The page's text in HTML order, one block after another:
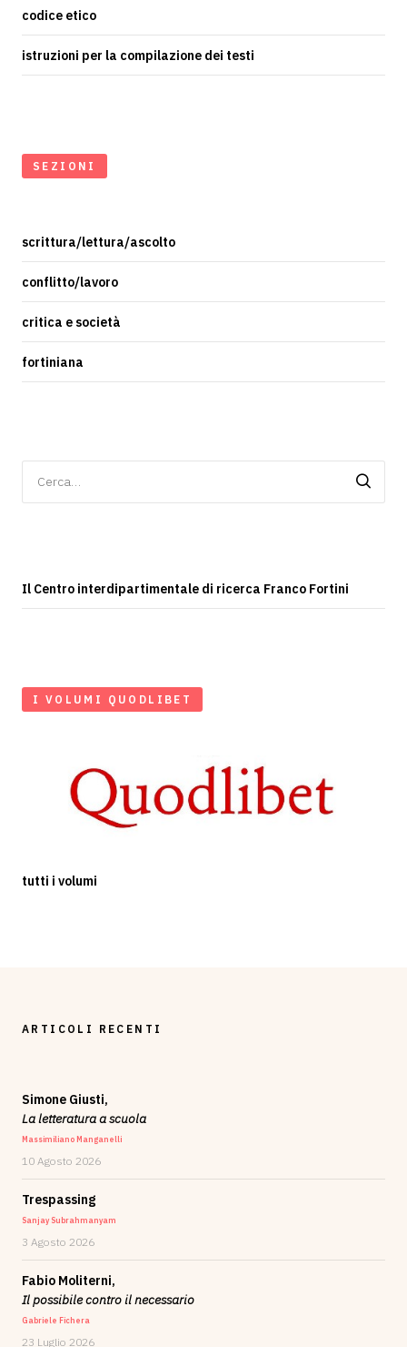
codice etico
istruzioni per la compilazione dei testi
SEZIONI
scrittura/lettura/ascolto
conflitto/lavoro
critica e società
fortiniana
per:
Il Centro interdipartimentale di ricerca Franco Fortini
I VOLUMI QUODLIBET
tutti i volumi
ARTICOLI RECENTI
Simone Giusti,
La letteratura a scuola
Massimiliano Manganelli
10 Agosto 2026
Trespassing
Sanjay Subrahmanyam
3 Agosto 2026
Fabio Moliterni,
Il possibile contro il necessario
Gabriele Fichera
23 Luglio 2026